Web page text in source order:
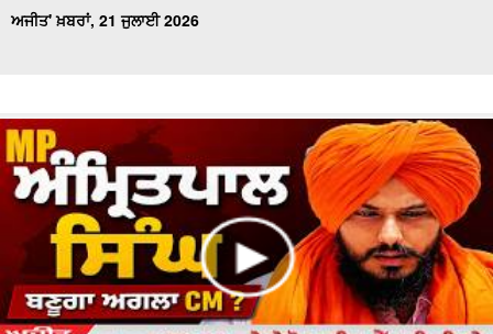
ਅਜੀਤ' ਖ਼ਬਰਾਂ, 21 ਜੁਲਾਈ 2026